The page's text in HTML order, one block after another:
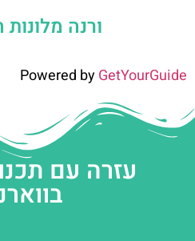
ורנה
Powered byGetYourGuide
עזרה עם